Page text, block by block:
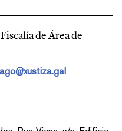
de Área de